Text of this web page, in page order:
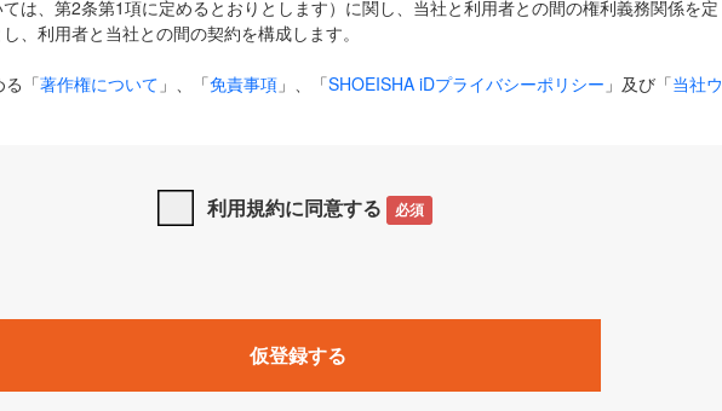
は、第2条第1項に定めるとおりとします）に関し、当社と利用者との間の権利義務関係を定
、利用者と当社との間の契約を構成します。
る「著作権について 」、「免責事項 」、「SHOEISHA iDプライバシーポリシー 」及び「当社ウ
が優先して適用されるものとします。
とは、当社が提供する以下のサービス（名称や内容が変更された場合、変更後のサービスを含
らサービスに関連して当社が実施するイベントやキャンペーンをいいます。
」「CodeZine」「MarkeZine」「EnterpriseZine」「ECzine」「Biz/Zine」「HRzine」
利用規約に同意する 必須
仮登録する